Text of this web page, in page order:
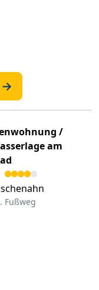
→
/
am
Fußweg